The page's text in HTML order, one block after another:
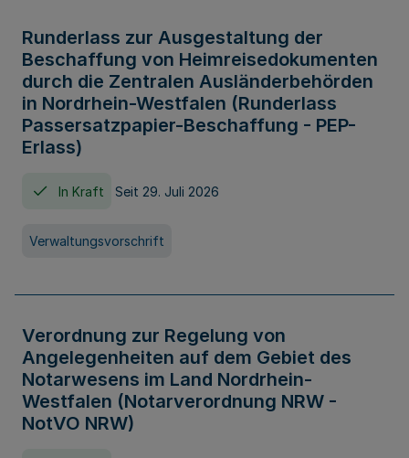
Runderlass zur Ausgestaltung der
Beschaffung von Heimreisedokumenten
durch die Zentralen Ausländerbehörden
in Nordrhein-Westfalen (Runderlass
Passersatzpapier-Beschaffung - PEP-
Erlass)
In Kraft Seit 29. Juli 2026
Verwaltungsvorschrift
Verordnung zur Regelung von
Angelegenheiten auf dem Gebiet des
Notarwesens im Land Nordrhein-
Westfalen (Notarverordnung NRW -
NotVO NRW)